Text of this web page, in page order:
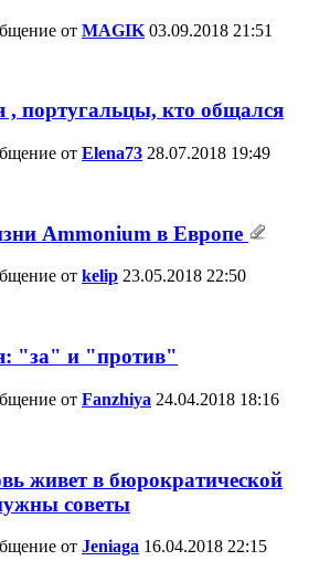
от MAGIK 03.09.2018 21:51
, португальцы, кто общался
от Elena73 28.07.2018 19:49
Ammonium в Европе
от kelip 23.05.2018 22:50
"за" и "против"
от Fanzhiya 24.04.2018 18:16
живет в бюрократической
советы
от Jeniaga 16.04.2018 22:15